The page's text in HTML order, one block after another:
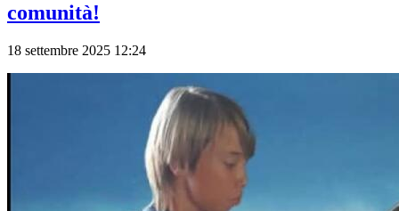
comunità!
18 settembre 2025 12:24